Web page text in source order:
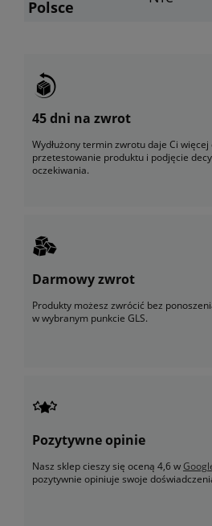
Polsce
45 dni na zwrot
Wydłużony termin zwrotu daje Ci
przetestowanie produktu i podjęcie
oczekiwania.
Darmowy zwrot
Produkty możesz zwrócić bez
w wybranym punkcie GLS.
Pozytywne opinie
Nasz sklep cieszy się oceną 4,6 w
pozytywnie opiniuje swoje